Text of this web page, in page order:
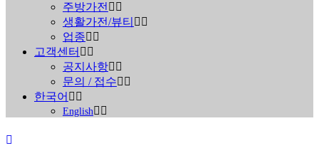
주방가전
생활가전/뷰티
업종
고객센터
공지사항
문의 / 접수
한국어
English